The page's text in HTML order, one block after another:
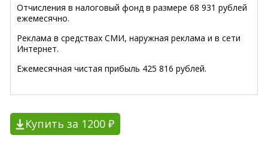
Отчисления в налоговый фонд в размере 68 931 рублей
ежемесячно.
Реклама в средствах СМИ, наружная реклама и в сети
Интернет.
Ежемесячная чистая прибыль 425 816 рублей.
Купить за 1200 ₽